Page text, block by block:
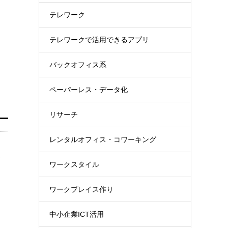
テレワーク
テレワークで活用できるアプリ
バックオフィス系
ペーパーレス・データ化
リサーチ
レンタルオフィス・コワーキング
ワークスタイル
ワークプレイス作り
中小企業ICT活用